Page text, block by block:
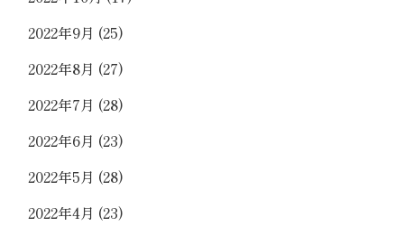
2022年9月 (25)
2022年8月 (27)
2022年7月 (28)
2022年6月 (23)
2022年5月 (28)
2022年4月 (23)